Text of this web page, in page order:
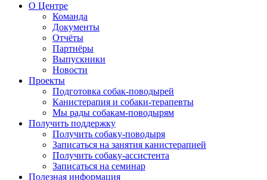
О Центре
Команда
Документы
Отчёты
Партнёры
Выпускники
Новости
Проекты
Подготовка собак-поводырей
Канистерапия и собаки-терапевты
Мы рады собакам-поводырям
Получить поддержку
Получить собаку-поводыря
Записаться на занятия канистерапией
Получить собаку-ассистента
Записаться на семинар
Полезная информация